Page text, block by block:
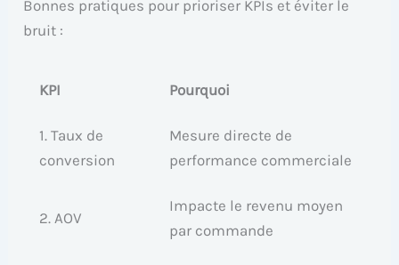
Bonnes pratiques pour prioriser KPIs et éviter le
bruit :
KPI Pourquoi
1. Taux de
conversion
Mesure directe de
performance commerciale
2. AOV
Impacte le revenu moyen
par commande